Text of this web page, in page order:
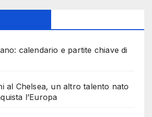
calendario e partite chiave di
al Chelsea, un altro talento nato
l’Europa